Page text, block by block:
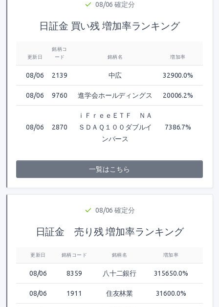
08/06 確定分
日証金 買い残 増加率ランキング
更新日
銘柄コ
ード
銘柄名 増加率
08/06 2139 中広 32900.0%
08/06 9760 進学会ホールディングス 20006.2%
08/06 2870
ｉＦｒｅｅＥＴＦ ＮＡ
ＳＤＡＱ１００ダブルイ
ンバース
7386.7%
一覧はこちら
08/06 確定分
日証金 売り残 増加率ランキング
更新日 銘柄コード 銘柄名 増加率
08/06 8359 八十二銀行 315650.0%
08/06 1911 住友林業 31600.0%